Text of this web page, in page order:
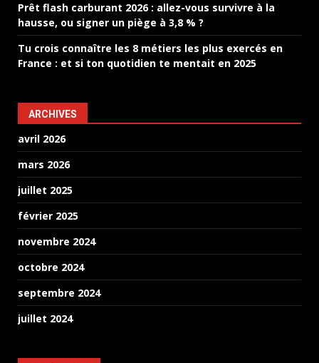
Prêt flash carburant 2026 : allez-vous survivre à la
hausse, ou signer un piège à 3,8 % ?
Tu crois connaître les 8 métiers les plus exercés en
France : et si ton quotidien te mentait en 2025
ARCHIVES
avril 2026
mars 2026
juillet 2025
février 2025
novembre 2024
octobre 2024
septembre 2024
juillet 2024